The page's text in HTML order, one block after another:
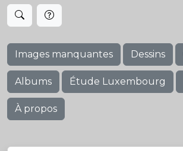
Images manquantes Dessins
Albums Étude Luxembourg
À propos